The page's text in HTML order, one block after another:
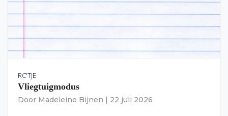
RC'TJE
Vliegtuigmodus
Door Madeleine Bijnen 22 juli 2026